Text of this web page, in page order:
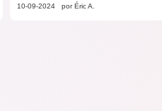
10-09-2024 por Éric A.